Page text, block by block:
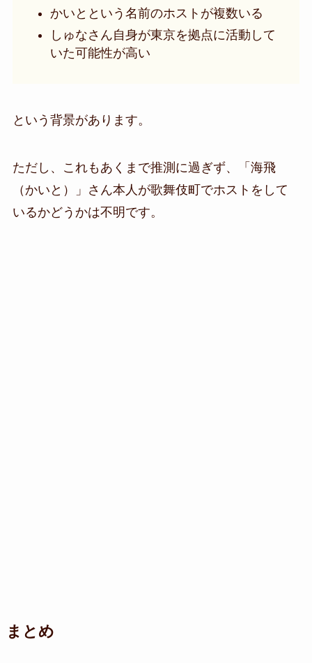
かいとという名前のホストが複数いる
しゅなさん自身が東京を拠点に活動して
いた可能性が高い
という背景があります。
ただし、これもあくまで推測に過ぎず、「海飛
（かいと）」さん本人が歌舞伎町でホストをして
いるかどうかは不明 です。
まとめ